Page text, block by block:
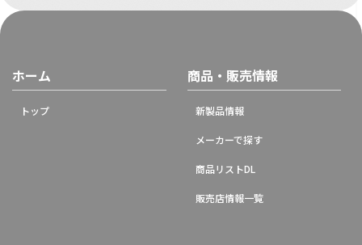
ホーム
トップ
商品・販売情報
新製品情報
メーカーで探す
商品リストDL
販売店情報一覧